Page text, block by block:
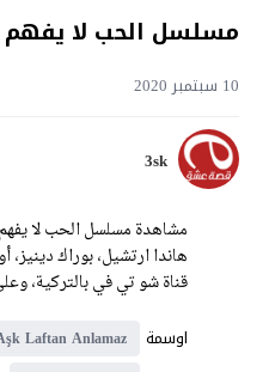
مسلسل الحب لا يفهم
10 سبتمبر 2020
3sk
قناة شو تي في بالتركية،
اوسمة
Laftan Anlamaz